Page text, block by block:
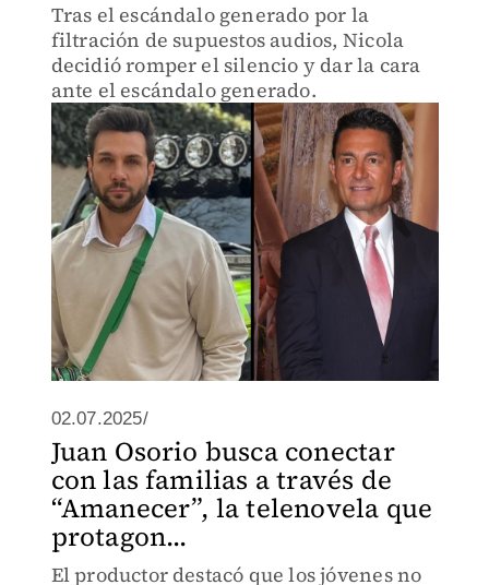
Tras el escándalo generado por la
filtración de supuestos audios, Nicola
decidió romper el silencio y dar la cara
ante el escándalo generado.
02.07.2025/
Juan Osorio busca conectar
con las familias a través de
“Amanecer”, la telenovela que
protagon...
El productor destacó que los jóvenes no